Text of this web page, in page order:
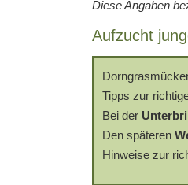
Diese Angaben
Aufzucht
Tipps zur
Bei der
Den späteren
Hinweise zur